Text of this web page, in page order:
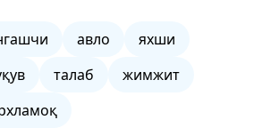
авло
яхши
талаб
жимжит